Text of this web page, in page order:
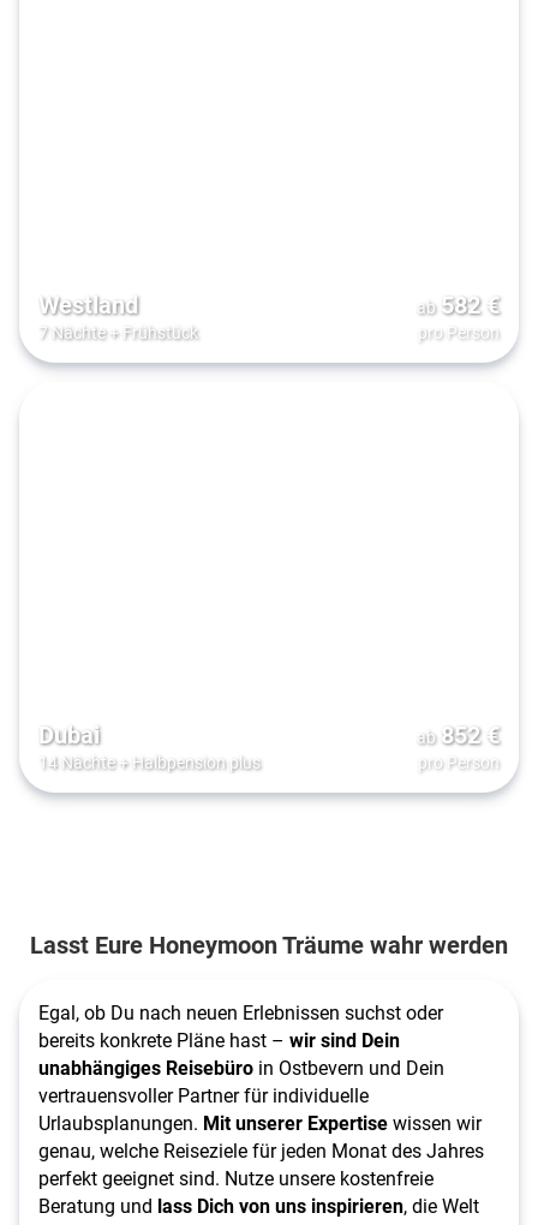
Westland
7 Nächte+ Frühstück
ab 582€
pro Person
Dubai
14 Nächte+ Halbpension plus
ab 852€
pro Person
Lasst Eure Honeymoon Träume wahr werden
Egal, ob Du nach neuen Erlebnissen suchst oder
bereits konkrete Pläne hast – wir sind Dein
unabhängiges Reisebüro in Ostbevern und Dein
vertrauensvoller Partner für individuelle
Urlaubsplanungen. Mit unserer Expertisewissen wir
genau, welche Reiseziele für jeden Monat des Jahres
perfekt geeignet sind. Nutze unsere kostenfreie
Beratung und lass Dich von uns inspirieren, die Welt